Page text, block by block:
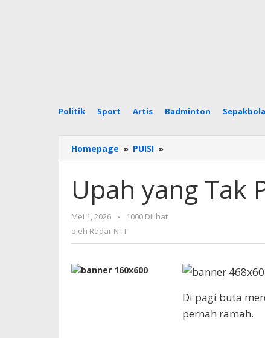
Politik Sport Artis Badminton Sepakbola
Homepage » PUISI »
yang
Pernah
Cukup
Upah yang Tak
Mei 1, 2026
oleh
Radar
-
1000 Dilihat
oleh Radar NTT
Di pagi buta
pernah ramah.